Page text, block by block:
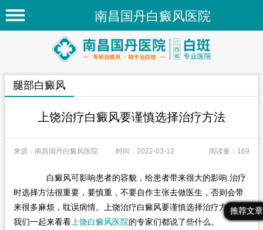
南昌国丹白癜风医院
首页
医院新闻
专家团队
先进技术
白癜风常识
白癜风人群
最新文章
热门文章
推荐文章
腿部白癜风
上饶治疗白癜风要谨慎选择治疗方法
来源：南昌国丹白癜风医院 时间：2022-03-12 阅读量：169
白癜风可影响患者的容貌，给患者带来很大的影响.治疗
时选择方法很重要，要慎重，不要自作主张去做医生，否则会带
来很多麻烦，耽误病情。上饶治疗白癜风要谨慎选择治疗方法?让
我们一起来看看上饶白癜风医院的专家们都说了些什么。